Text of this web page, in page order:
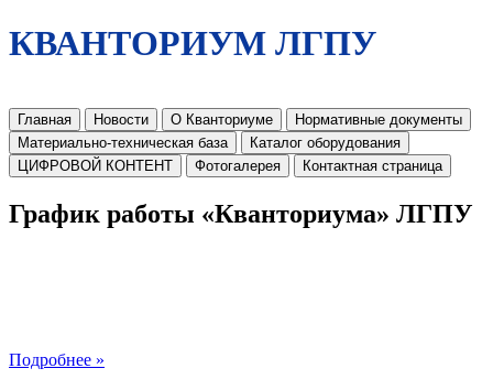
КВАНТОРИУМ ЛГПУ
Главная Новости О Кванториуме
Нормативные документы
Материально-техническая база
Каталог оборудования
ЦИФРОВОЙ КОНТЕНТ
Фотогалерея Контактная страница
График работы «Кванториума» ЛГПУ
Подробнее »